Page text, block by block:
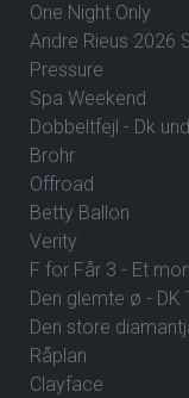
One Night Only
Andre Rieus 2026
Pressure
Spa Weekend
Dobbeltfejl - Dk
Brohr
Offroad
Betty Ballon
Verity
F for Får 3 - Et
Den glemte ø - DK
Den store
Råplan
Clayface